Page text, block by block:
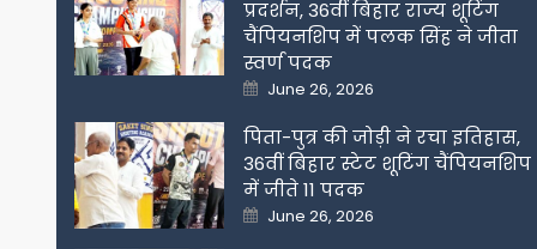
प्रदर्शन, 36वीं बिहार राज्य शूटिंग
चैंपियनशिप में पलक सिंह ने जीता
स्वर्ण पदक
Posted
on
June 26, 2026
पिता-पुत्र की जोड़ी ने रचा इतिहास,
36वीं बिहार स्टेट शूटिंग चैंपियनशिप
में जीते 11 पदक
Posted
on
June 26, 2026